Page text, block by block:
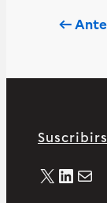
←
X LinkedIn Correo electrónico